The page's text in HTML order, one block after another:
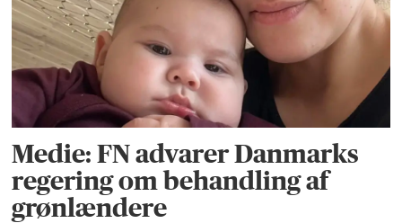
Medie: FN advarer Danmarks
regering om behandling af
grønlændere